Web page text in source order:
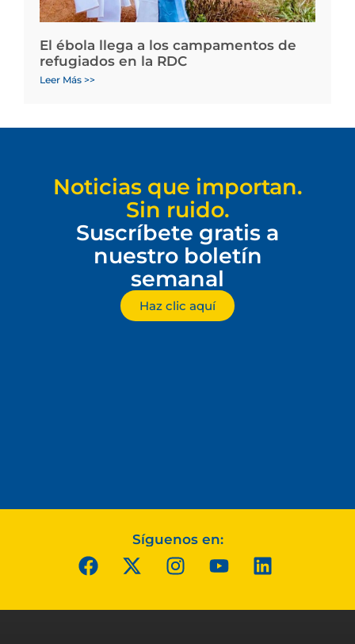
El ébola llega a los campamentos de
refugiados en la RDC
Leer Más >>
Noticias que importan.
Sin ruido.
Suscríbete gratis a
nuestro boletín
semanal
Haz clic aquí
Síguenos en: